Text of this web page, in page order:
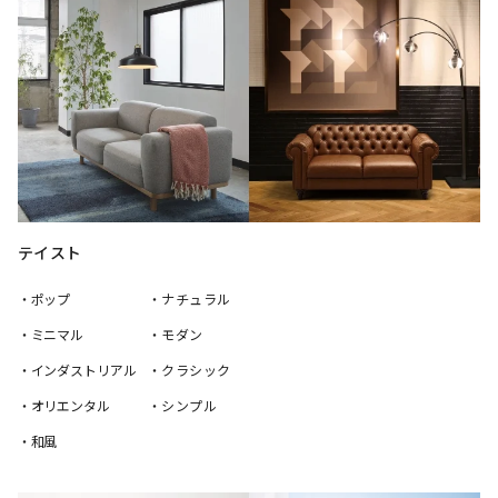
テイスト
・ポップ
・ミニマル
・インダストリアル
・オリエンタル
・和風
・ナチュラル
・モダン
・クラシック
・シンプル